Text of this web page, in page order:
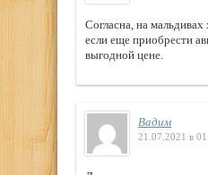
Согласна, на
если еще приобрести
выгодной цене.
Вадим
21.07.2021 в